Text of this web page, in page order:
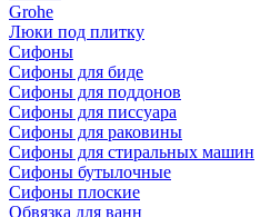
Grohe
Люки под плитку
Сифоны
Сифoны для биде
Сифoны для поддонов
Сифoны для писсуара
Сифоны для раковины
Сифоны для стиральных машин
Сифоны бутылочные
Сифоны плоские
Обвязка для ванн